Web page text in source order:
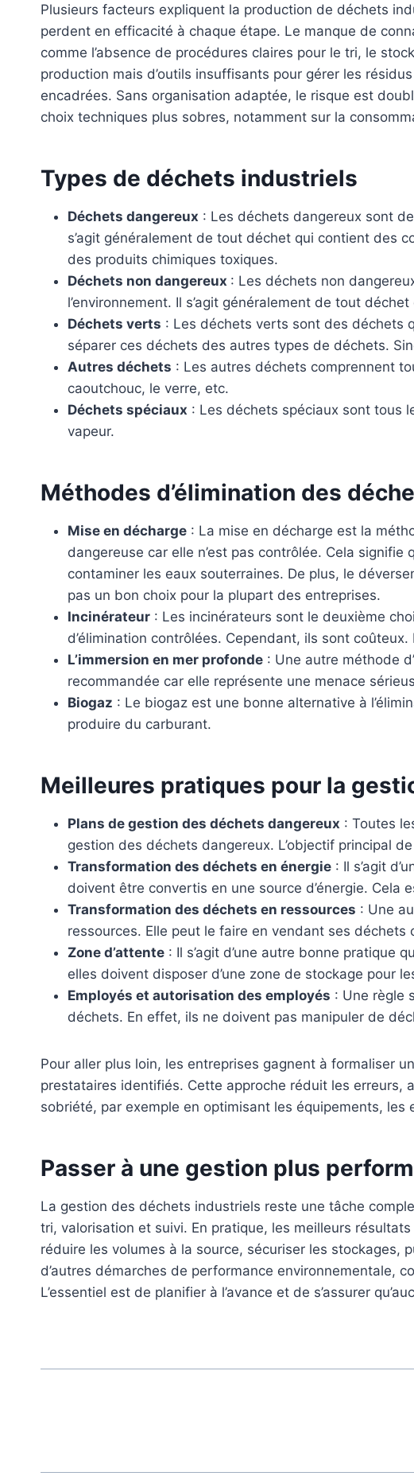
Plusieurs facteurs expliquent la production de déchets
perdent en efficacité à chaque étape. Le manque de
comme l’absence de procédures claires pour le tri, le
production mais d’outils insuffisants pour gérer les
encadrées. Sans organisation adaptée, le risque est
choix techniques plus sobres, notamment sur la
Types de déchets industriels
Déchets dangereux : Les déchets dangereux sont
s’agit généralement de tout déchet qui contient des
des produits chimiques toxiques.
Déchets non dangereux : Les déchets non
l’environnement. Il s’agit généralement de tout
Déchets verts : Les déchets verts sont des déchets
séparer ces déchets des autres types de déchets.
Autres déchets : Les autres déchets comprennent
caoutchouc, le verre, etc.
Déchets spéciaux : Les déchets spéciaux sont tous
vapeur.
Méthodes d’élimination des
Mise en décharge : La mise en décharge est la
dangereuse car elle n’est pas contrôlée. Cela
contaminer les eaux souterraines. De plus, le
pas un bon choix pour la plupart des entreprises.
Incinérateur : Les incinérateurs sont le deuxième
d’élimination contrôlées. Cependant, ils sont
L’immersion en mer profonde : Une autre méthode
recommandée car elle représente une menace
Biogaz : Le biogaz est une bonne alternative à
produire du carburant.
Meilleures pratiques pour la
Plans de gestion des déchets dangereux : Toutes
gestion des déchets dangereux. L’objectif principal
Transformation des déchets en énergie : Il s’agit
doivent être convertis en une source d’énergie.
Transformation des déchets en ressources : Une
ressources. Elle peut le faire en vendant ses déchets
Zone d’attente : Il s’agit d’une autre bonne pratique
elles doivent disposer d’une zone de stockage pour
Employés et autorisation des employés : Une règle
déchets. En effet, ils ne doivent pas manipuler de
Pour aller plus loin, les entreprises gagnent à formaliser
prestataires identifiés. Cette approche réduit les erreurs,
sobriété, par exemple en optimisant les équipements,
Passer à une gestion plus
La gestion des déchets industriels reste une tâche
tri, valorisation et suivi. En pratique, les meilleurs
réduire les volumes à la source, sécuriser les stockages,
d’autres démarches de performance environnementale,
L’essentiel est de planifier à l’avance et de s’assurer